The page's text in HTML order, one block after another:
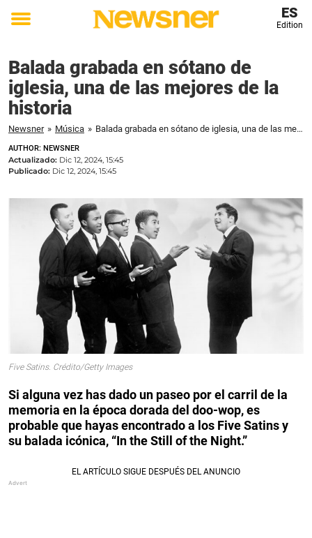
Toggle
ES
Edition
Balada grabada en sótano de
iglesia, una de las mejores de la
historia
Newsner » Música » Balada grabada en sótano de iglesia, una de las mejores de la historia
AUTHOR: NEWSNER
Actualizado: Dic 12, 2024, 15:45
Publicado: Dic 12, 2024, 15:45
Five Satins. Crédito/Getty Images
Si alguna vez has dado un paseo por el carril de la
memoria en la época dorada del doo-wop, es
probable que hayas encontrado a los Five Satins y
su balada icónica, “In the Still of the Night.”